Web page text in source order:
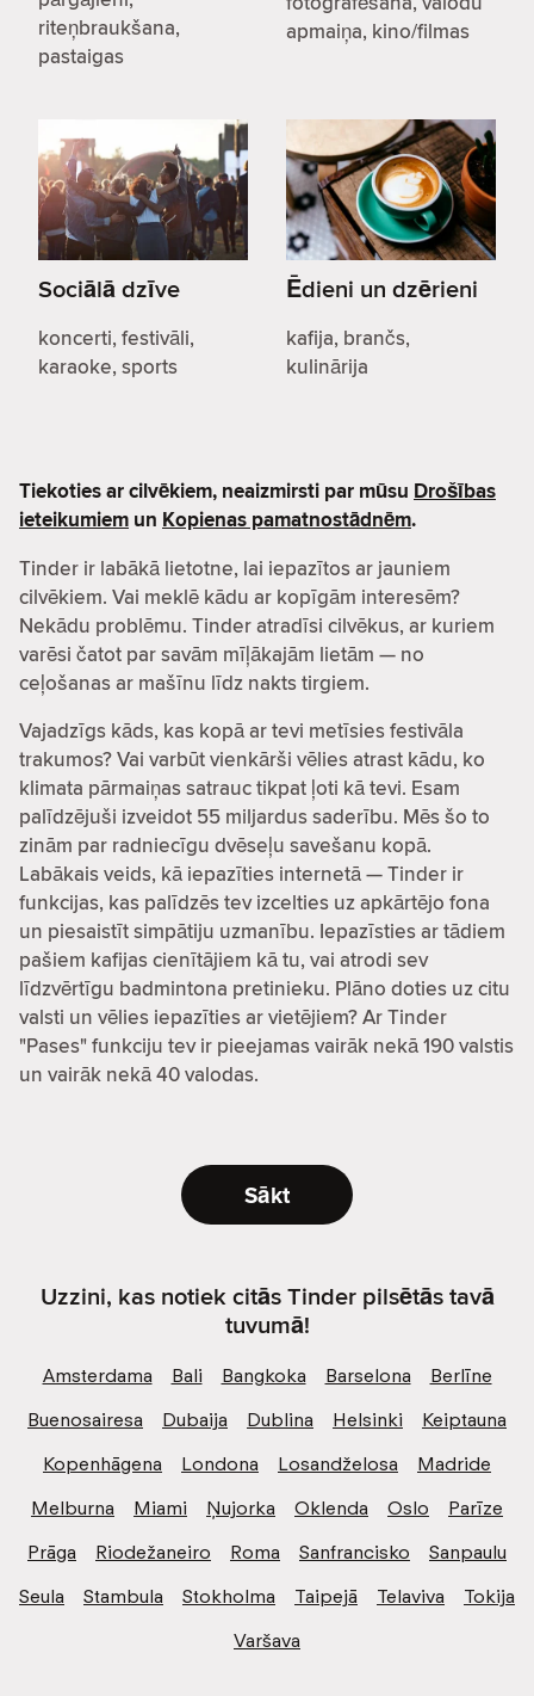
riteņbraukšana,
pastaigas
apmaiņa, kino/filmas
Sociālā dzīve
koncerti, festivāli,
karaoke, sports
Ēdieni un dzērieni
kafija, brančs,
kulinārija
Tiekoties ar cilvēkiem, neaizmirsti par mūsu Drošības
ieteikumiem un Kopienas pamatnostādnēm.
Tinder ir labākā lietotne, lai iepazītos ar jauniem
cilvēkiem. Vai meklē kādu ar kopīgām interesēm?
Nekādu problēmu. Tinder atradīsi cilvēkus, ar kuriem
varēsi čatot par savām mīļākajām lietām — no
ceļošanas ar mašīnu līdz nakts tirgiem.
Vajadzīgs kāds, kas kopā ar tevi metīsies festivāla
trakumos? Vai varbūt vienkārši vēlies atrast kādu, ko
klimata pārmaiņas satrauc tikpat ļoti kā tevi. Esam
palīdzējuši izveidot 55 miljardus saderību. Mēs šo to
zinām par radniecīgu dvēseļu savešanu kopā.
Labākais veids, kā iepazīties internetā — Tinder ir
funkcijas, kas palīdzēs tev izcelties uz apkārtējo fona
un piesaistīt simpātiju uzmanību. Iepazīsties ar tādiem
pašiem kafijas cienītājiem kā tu, vai atrodi sev
līdzvērtīgu badmintona pretinieku. Plāno doties uz citu
valsti un vēlies iepazīties ar vietējiem? Ar Tinder
"Pases" funkciju tev ir pieejamas vairāk nekā 190 valstis
un vairāk nekā 40 valodas.
Sākt
Uzzini, kas notiek citās Tinder pilsētās tavā
tuvumā!
Amsterdama Bali Bangkoka Barselona
Berlīne
Buenosairesa
Dubaija Dublina Helsinki
Keiptauna
Kopenhāgena
Londona Losandželosa
Madride
Melburna
Miami Ņujorka Oklenda Oslo
Parīze
Prāga
Riodežaneiro Roma Sanfrancisko
Sanpaulu
Seula
Stambula Stokholma Taipejā Telaviva
Tokija
Varšava